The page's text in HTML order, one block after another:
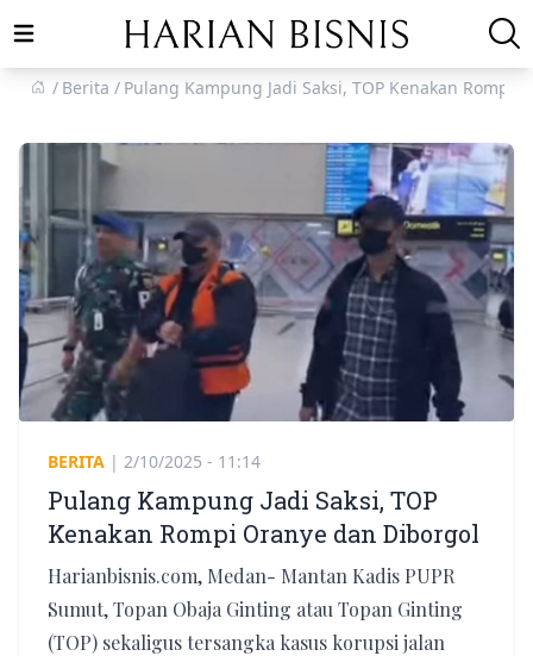
Open main menu
Berita
Pulang Kampung Jadi Saksi, TOP Kenakan Rompi
BERITA | 2/10/2025 - 11:14
Pulang Kampung Jadi Saksi, TOP
Kenakan Rompi Oranye dan Diborgol
Harianbisnis.com, Medan- Mantan Kadis PUPR
Sumut, Topan Obaja Ginting atau Topan Ginting
(TOP) sekaligus tersangka kasus korupsi jalan